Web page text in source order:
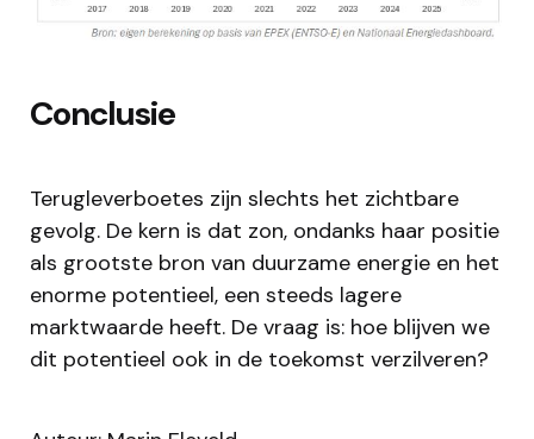
Conclusie
Terugleverboetes zijn slechts het zichtbare
gevolg. De kern is dat zon, ondanks haar positie
als grootste bron van duurzame energie en het
enorme potentieel, een steeds lagere
marktwaarde heeft. De vraag is: hoe blijven we
dit potentieel ook in de toekomst verzilveren?